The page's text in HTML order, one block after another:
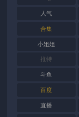
人气
合集
小姐姐
推特
斗鱼
百度
直播